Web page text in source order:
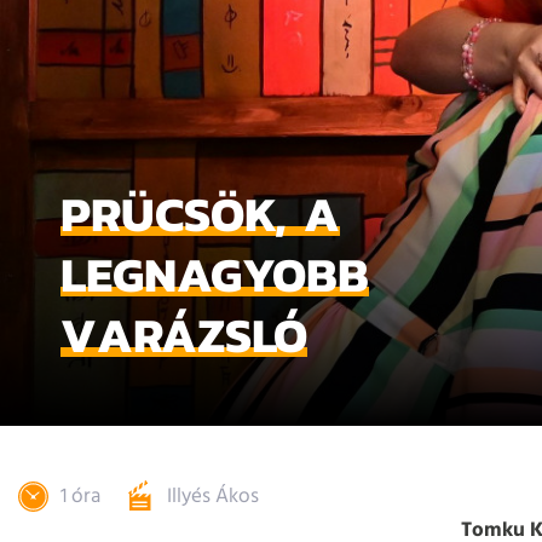
PRÜCSÖK, A
LEGNAGYOBB
VARÁZSLÓ
1 óra
Illyés Ákos
Tomku